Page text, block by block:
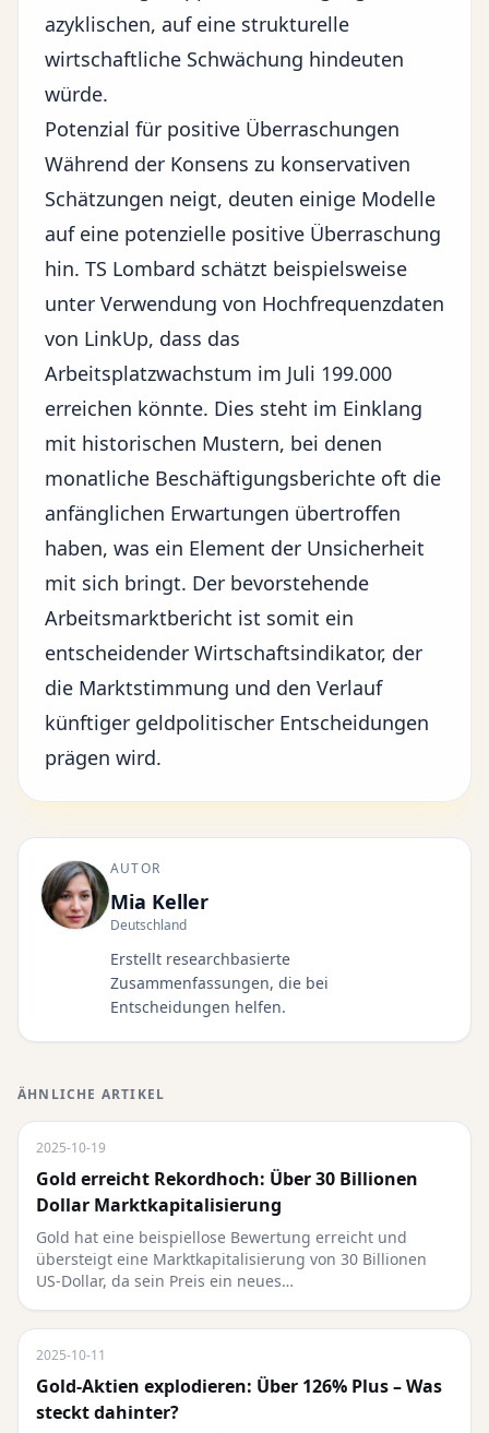
azyklischen, auf eine strukturelle
wirtschaftliche Schwächung hindeuten
würde.
Potenzial für positive Überraschungen
Während der Konsens zu konservativen
Schätzungen neigt, deuten einige Modelle
auf eine potenzielle positive Überraschung
hin. TS Lombard schätzt beispielsweise
unter Verwendung von Hochfrequenzdaten
von LinkUp, dass das
Arbeitsplatzwachstum im Juli 199.000
erreichen könnte. Dies steht im Einklang
mit historischen Mustern, bei denen
monatliche Beschäftigungsberichte oft die
anfänglichen Erwartungen übertroffen
haben, was ein Element der Unsicherheit
mit sich bringt. Der bevorstehende
Arbeitsmarktbericht ist somit ein
entscheidender Wirtschaftsindikator, der
die Marktstimmung und den Verlauf
künftiger geldpolitischer Entscheidungen
prägen wird.
AUTOR
Mia Keller
Deutschland
Erstellt researchbasierte
Zusammenfassungen, die bei
Entscheidungen helfen.
ÄHNLICHE ARTIKEL
2025-10-19
Gold erreicht Rekordhoch: Über 30 Billionen
Dollar Marktkapitalisierung
Gold hat eine beispiellose Bewertung erreicht und
übersteigt eine Marktkapitalisierung von 30 Billionen
US-Dollar, da sein Preis ein neues…
2025-10-11
Gold-Aktien explodieren: Über 126% Plus – Was
steckt dahinter?